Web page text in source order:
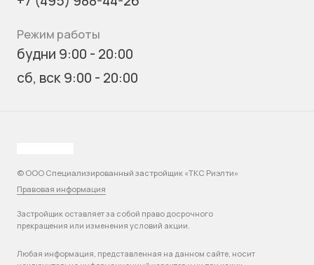
Режим работы
будни 9:00 - 20:00
сб, вск 9:00 - 20:00
© ООО Специализированный застройщик «ТКС Риэлти»
Правовая информация
Застройщик оставляет за собой право досрочного
прекращения или изменения условий акции.
Любая информация, представленная на данном сайте, носит